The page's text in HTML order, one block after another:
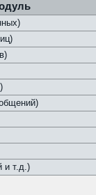
и т.д.)